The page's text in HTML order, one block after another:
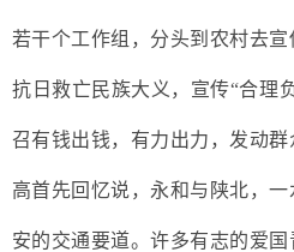
若干个工作组，分头到农村去
抗日救亡民族大义，宣传“合理
召有钱出钱，有力出力，发动群
高首先回忆说， 永和与陕北，
安的交通要道。许多有志的爱